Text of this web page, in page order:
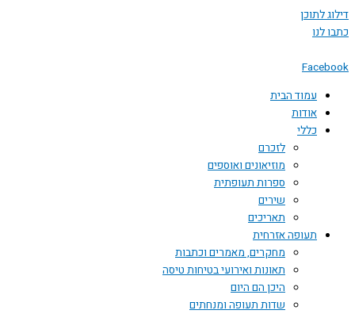
דילוג לתוכן
כתבו לנו
Facebook
עמוד הבית
אודות
כללי
לזכרם
מוזיאונים ואוספים
ספרות תעופתית
שירים
תאריכים
תעופה אזרחית
מחקרים, מאמרים וכתבות
תאונות ואירועי בטיחות טיסה
היכן הם היום
שדות תעופה ומנחתים